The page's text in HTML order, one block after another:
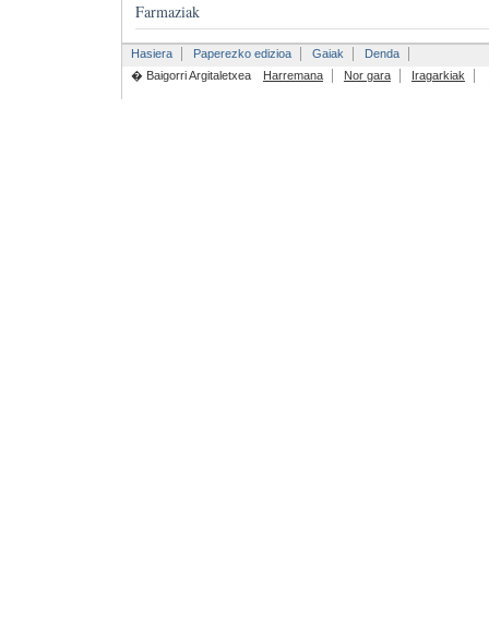
Farmaziak
Hasiera Paperezko edizioa Gaiak
Denda
� Baigorri Argitaletxea
Harremana Nor gara Iragarkiak